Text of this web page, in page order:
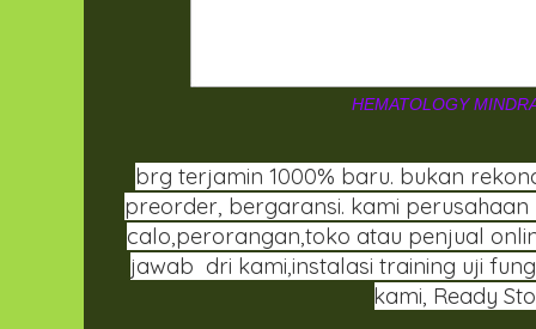
HEMATOLOGY
brg terjamin 1000% baru. bukan
preorder, bergaransi. kami perusahaan
calo,perorangan,toko atau penjual
jawab dri kami,instalasi training uji
kami, Ready